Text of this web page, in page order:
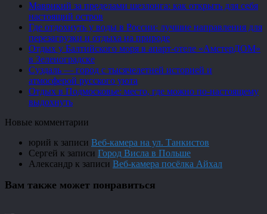
Маврикий за пределами шезлонга: как открыть для себя
настоящий остров
Где отдохнуть у воды в России: лучшие направления для
перезагрузки и отдыха на природе
Отдых у Балтийского моря в апарт-отеле «АмстерДОМ»
в Зеленоградске
Суздаль — город с тысячелетней историей и
атмосферой русского уюта
Отдых в Подмосковье: место, где можно по-настоящему
выдохнуть
Новые комментарии
юрий к записи Веб-камера на ул. Танкистов
Сергей к записи Город Висла в Польше
Александр к записи Веб-камера посёлка Айхал
Вам также может понравиться